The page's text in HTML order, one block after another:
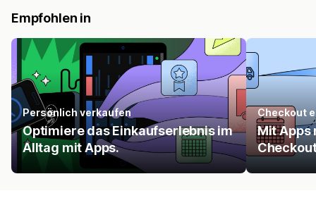
Empfohlen in
Persönlich verkaufen
Optimiere das Einkaufserlebnis im
Alltag mit Apps.
Checkout
Mit Apps